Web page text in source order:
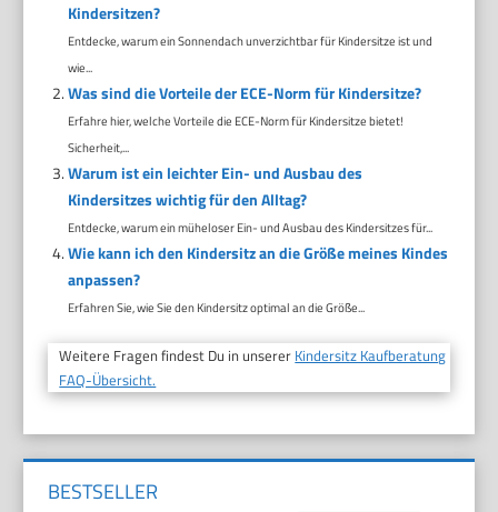
Kindersitzen?
Entdecke, warum ein Sonnendach unverzichtbar für Kindersitze ist und
wie...
Was sind die Vorteile der ECE-Norm für Kindersitze?
Erfahre hier, welche Vorteile die ECE-Norm für Kindersitze bietet!
Sicherheit,...
Warum ist ein leichter Ein- und Ausbau des
Kindersitzes wichtig für den Alltag?
Entdecke, warum ein müheloser Ein- und Ausbau des Kindersitzes für...
Wie kann ich den Kindersitz an die Größe meines Kindes
anpassen?
Erfahren Sie, wie Sie den Kindersitz optimal an die Größe...
Weitere Fragen findest Du in unserer Kindersitz Kaufberatung
FAQ-Übersicht.
BESTSELLER